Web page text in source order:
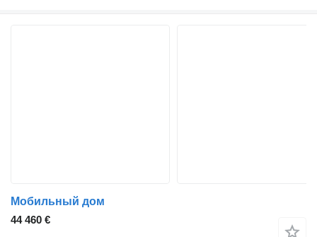
Мобильный дом
44 460 €